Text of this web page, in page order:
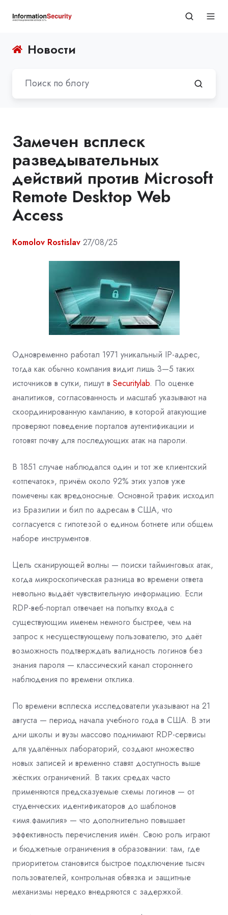
Новости
Замечен всплеск
разведывательных
действий против Microsoft
Remote Desktop Web
Access
Komolov Rostislav 27/08/25
Одновременно работал 1971 уникальный IP-адрес,
тогда как обычно компания видит лишь 3—5 таких
источников в сутки, пишут в Securitylab. По оценке
аналитиков, согласованность и масштаб указывают на
скоординированную кампанию, в которой атакующие
проверяют поведение порталов аутентификации и
готовят почву для последующих атак на пароли.
В 1851 случае наблюдался один и тот же клиентский
«отпечаток», причём около 92% этих узлов уже
помечены как вредоносные. Основной трафик исходил
из Бразилии и бил по адресам в США, что
согласуется с гипотезой о едином ботнете или общем
наборе инструментов.
Цель сканирующей волны — поиски тайминговых атак,
когда микроскопическая разница во времени ответа
невольно выдаёт чувствительную информацию. Если
RDP-веб-портал отвечает на попытку входа с
существующим именем немного быстрее, чем на
запрос к несуществующему пользователю, это даёт
возможность подтверждать валидность логинов без
знания пароля — классический канал стороннего
наблюдения по времени отклика.
По времени всплеска исследователи указывают на 21
августа — период начала учебного года в США. В эти
дни школы и вузы массово поднимают RDP-сервисы
для удалённых лабораторий, создают множество
новых записей и временно ставят доступность выше
жёстких ограничений. В таких средах часто
применяются предсказуемые схемы логинов — от
студенческих идентификаторов до шаблонов
«имя.фамилия» — что дополнительно повышает
эффективность перечисления имён. Свою роль играют
и бюджетные ограничения в образовании: там, где
приоритетом становится быстрое подключение тысяч
пользователей, контрольная обвязка и защитные
механизмы нередко внедряются с задержкой.